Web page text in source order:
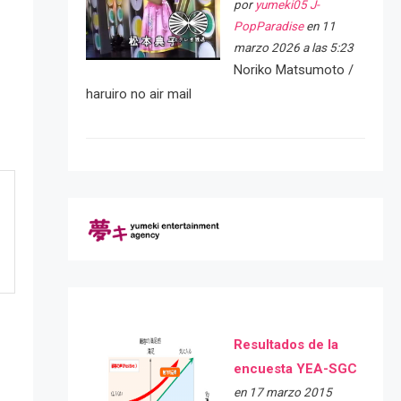
por yumeki05 J-
PopParadiseen 11
marzo 2026 a las 5:23
Noriko Matsumoto /
haruiro no air mail
Resultados de la
encuesta YEA-SGC
en 17 marzo 2015